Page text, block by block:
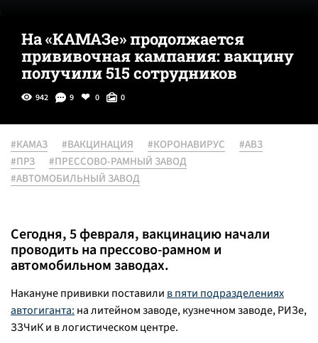
На «КАМАЗе» продолжается
прививочная кампания: вакцину
получили 515 сотрудников
942 9 0 0
#КАМАЗ #ВАКЦИНАЦИЯ #КОРОНАВИРУС
#АВЗ
#ПРЗ
#ПРЕССОВО-РАМНЫЙ ЗАВОД
#АВТОМОБИЛЬНЫЙ ЗАВОД
Сегодня, 5 февраля, вакцинацию начали
проводить на прессово-рамном и
автомобильном заводах.
Накануне прививки поставили в пяти подразделениях
автогиганта: на литейном заводе, кузнечном заводе, РИЗе,
ЗЗЧиК и в логистическом центре.